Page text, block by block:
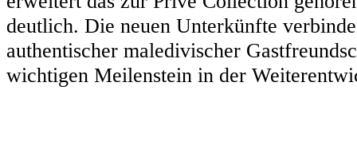
deutlich. Die neuen Unterkünfte
authentischer maledivischer
wichtigen Meilenstein in der